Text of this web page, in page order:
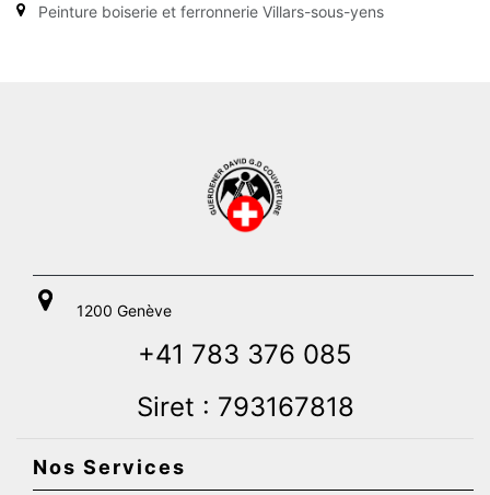
Peinture boiserie et ferronnerie Villars-sous-yens
1200 Genève
+41 783 376 085
Siret : 793167818
Nos Services